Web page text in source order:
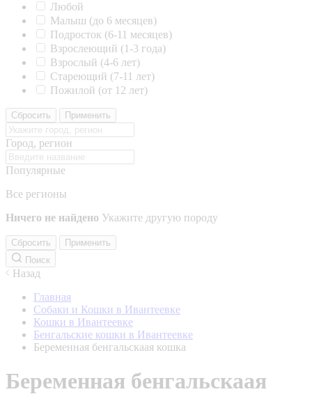
Любой
Малыш (до 6 месяцев)
Подросток (6-11 месяцев)
Взрослеющий (1-3 года)
Взрослый (4-6 лет)
Стареющий (7-11 лет)
Пожилой (от 12 лет)
Сбросить Применить
Город, регион
Популярные
Все регионы
Ничего не найдено Укажите другую породу
Сбросить
Применить
Поиск
Назад
Главная
Собаки и Кошки в Ивантеевке
Кошки в Ивантеевке
Бенгальские кошки в Ивантеевке
Беременная бенгальскаая кошка
Беременная бенгальскаая